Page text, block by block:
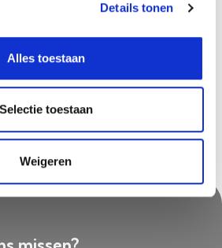
Details tonen
Alles toestaan
Selectie toestaan
Weigeren
In stock
In stock